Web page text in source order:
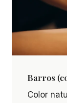
Barros
Barros
Color